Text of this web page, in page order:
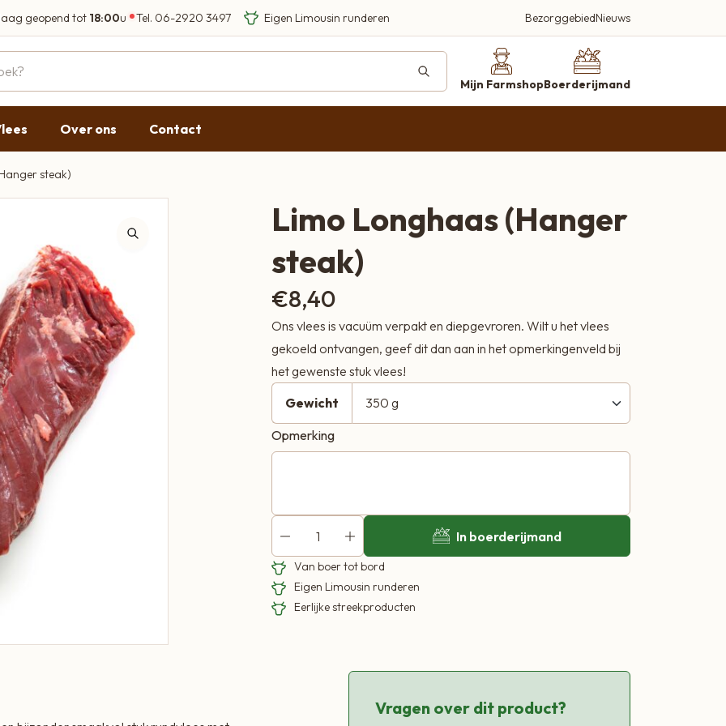
geopend tot 18:00u
09:00 - 17:30
09:00 - 18:00
09:00 - 17:30
Tel. 06-2920 3497
Eigen Limousin runderen
Eerlijke streekproducten
BezorggebiedNieuws
Mijn FarmshopBoerderijmand
farmshop.nl
Beleef en proef
Kortland 42, Alblasserdam
Bellen 06-2920 3497
Wij helpen je graag
Over ons Contact
steak)
Limo Longhaas (Hanger
steak)
€8,40
Ons vlees is vacuüm verpakt en diepgevroren. Wilt u het vlees
gekoeld ontvangen, geef dit dan aan in het opmerkingenveld bij
het gewenste stuk vlees!
Gewicht
Opmerking
In boerderijmand
Van boer tot bord
Eigen Limousin runderen
Eerlijke streekproducten
Vragen over dit product?